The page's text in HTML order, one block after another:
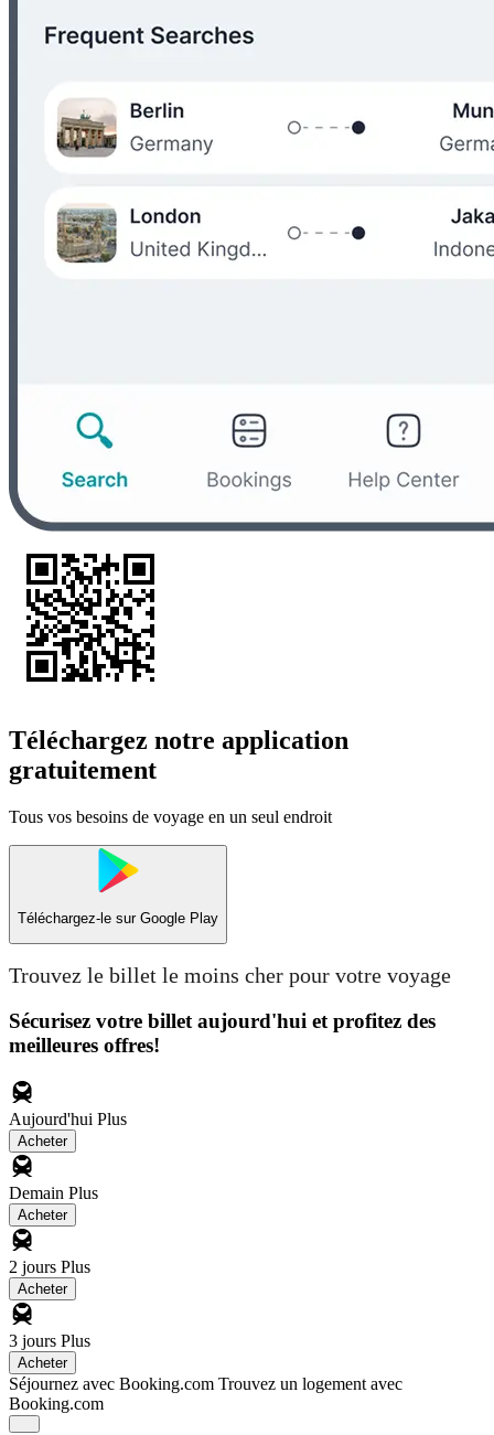
Téléchargez notre application
gratuitement
Tous vos besoins de voyage en un seul endroit
Téléchargez-le sur Google Play
Trouvez le billet le moins cher pour votre voyage
Sécurisez votre billet aujourd'hui et profitez des
meilleures offres!
Aujourd'hui Plus
Acheter
Demain Plus
Acheter
2 jours Plus
Acheter
3 jours Plus
Acheter
Séjournez avec Booking.com Trouvez un logement avec
Booking.com